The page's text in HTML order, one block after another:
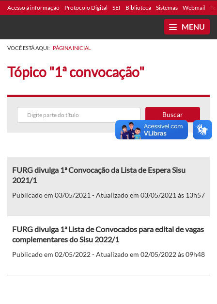
Acesso à informação Protocolo Digital SEI Biblioteca Sistemas Webmail
MENU
VOCÊ ESTÁ AQUI: PÁGINA INICIAL
Tópico "1ª convocação"
Buscar
FURG divulga 1ª Convocação da Lista de Espera Sisu
2021/1
Publicado em 03/05/2021 - Atualizado em 03/05/2021 às 13h57
FURG divulga 1ª Lista de Convocados para edital de vagas
complementares do Sisu 2022/1
Publicado em 02/05/2022 - Atualizado em 02/05/2022 às 09h48